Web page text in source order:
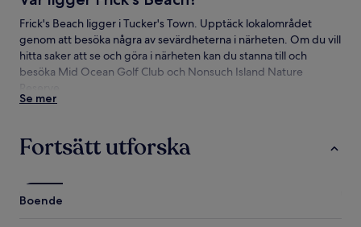
Frick's Beach ligger i Tucker's Town. Upptäck lokalområdet
genom att besöka några av sevärdheterna i närheten. Om du vill
hitta saker att se och göra i närheten kan du stanna till och
besöka Mid Ocean Golf Club och Nonsuch Island Nature
Att se nära Frick's Beach
Clearwater Beach
Se mer
Fortsätt utforska
Boende